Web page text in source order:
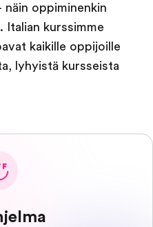
oppiminenkin
Italian kurssimme
kaikille oppijoille
lyhyistä kursseista